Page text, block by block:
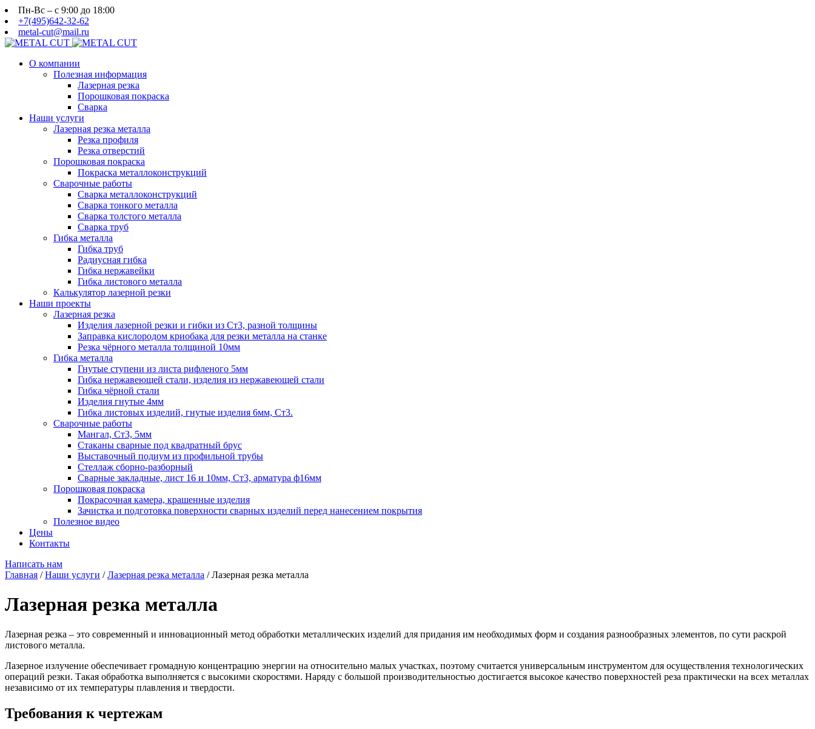
Пн-Вс – с 9:00 до 18:00
+7(495)642-32-62
metal-cut@mail.ru
О компании
Полезная информация
Лазерная резка
Порошковая покраска
Сварка
Наши услуги
Лазерная резка металла
Резка профиля
Резка отверстий
Порошковая покраска
Покраска металлоконструкций
Сварочные работы
Сварка металлоконструкций
Сварка тонкого металла
Сварка толстого металла
Сварка труб
Гибка металла
Гибка труб
Радиусная гибка
Гибка нержавейки
Гибка листового металла
Калькулятор лазерной резки
Наши проекты
Лазерная резка
Изделия лазерной резки и гибки из Ст3, разной толщины
Заправка кислородом криобака для резки металла на станке
Резка чёрного металла толщиной 10мм
Гибка металла
Гнутые ступени из листа рифленого 5мм
Гибка нержавеющей стали, изделия из нержавеющей стали
Гибка чёрной стали
Изделия гнутые 4мм
Гибка листовых изделий, гнутые изделия 6мм, Ст3.
Сварочные работы
Мангал, Ст3, 5мм
Стаканы сварные под квадратный брус
Выставочный подиум из профильной трубы
Стеллаж сборно-разборный
Сварные закладные, лист 16 и 10мм, Ст3, арматура ф16мм
Порошковая покраска
Покрасочная камера, крашенные изделия
Зачистка и подготовка поверхности сварных изделий перед нанесением покрытия
Полезное видео
Цены
Контакты
Написать нам
Главная /Наши услуги /Лазерная резка металла /Лазерная резка металла
Лазерная резка металла
Лазерная резка – это современный и инновационный метод обработки металлических изделий для придания им необходимых форм и создания разнообразных элементов, по сути раскрой
листового металла.
Лазерное излучение обеспечивает громадную концентрацию энергии на относительно малых участках, поэтому считается универсальным инструментом для осуществления технологических
операций резки. Такая обработка выполняется с высокими скоростями. Наряду с большой производительностью достигается высокое качество поверхностей реза практически на всех металлах
независимо от их температуры плавления и твердости.
Требования к чертежам